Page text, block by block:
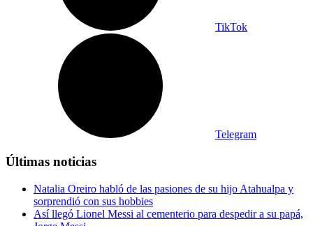
TikTok
Telegram
Últimas noticias
Natalia Oreiro habló de las pasiones de su hijo Atahualpa y
sorprendió con sus hobbies
Así llegó Lionel Messi al cementerio para despedir a su papá,